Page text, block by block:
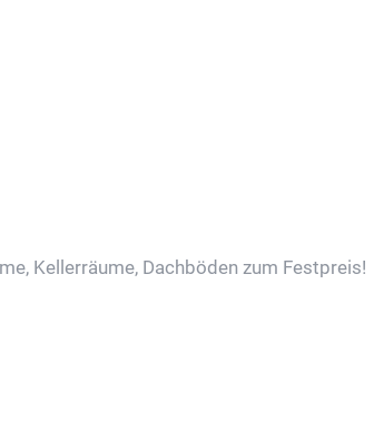
Kellerräume, Dachböden zum Festpreis!